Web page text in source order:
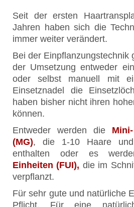
Seit der ersten
Jahren haben sich die
immer weiter verändert.
Bei der Einpflanzungstechnik
der Umsetzung entweder
oder selbst manuell mit
Einsetznadel die
haben bisher nicht ihren
können.
Entweder werden die
(MG), die 1-10 Haare und
enthalten oder es
Einheiten (FUI), die im
verpflanzt.
Für sehr gute und natürliche
Pflicht. Für eine